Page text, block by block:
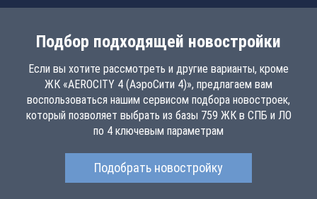
Подбор подходящей новостройки
Если вы хотите рассмотреть и другие варианты, кроме
ЖК «AEROCITY 4 (АэроСити 4)», предлагаем вам
воспользоваться нашим сервисом подбора новостроек,
который позволяет выбрать из базы 759 ЖК в СПБ и ЛО
по 4 ключевым параметрам
Подобрать новостройку